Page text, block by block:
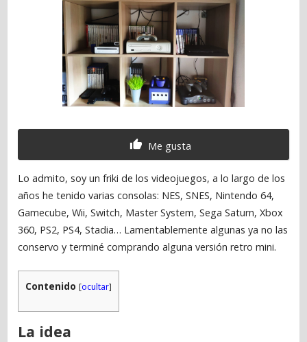
Me gusta
Lo admito, soy un friki de los videojuegos, a lo largo de los
años he tenido varias consolas: NES, SNES, Nintendo 64,
Gamecube, Wii, Switch, Master System, Sega Saturn, Xbox
360, PS2, PS4, Stadia… Lamentablemente algunas ya no las
conservo y terminé comprando alguna versión retro mini.
Contenido [ocultar]
La idea